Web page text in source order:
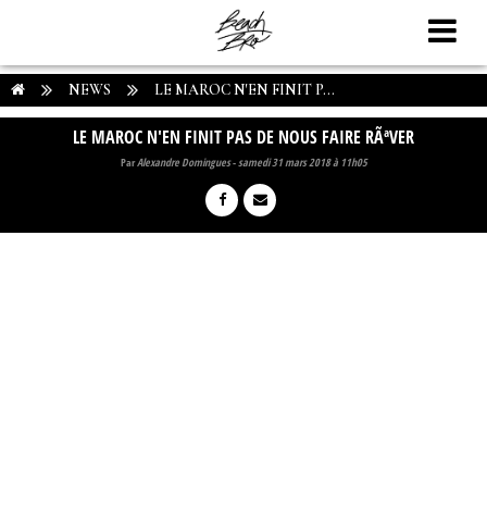
NEWS LE MAROC N'EN FINIT P...
LE MAROC N'EN FINIT PAS DE NOUS FAIRE RÃªVER
ParAlexandre Domingues-samedi 31 mars 2018 à 11h05